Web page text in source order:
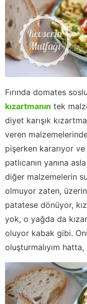
Fırında domates
kızartmanın tek
diyet karışık
veren
pişerken kararıyor
patlıcanın yanına
diğer malzemelerin
olmuyor zaten,
patatese dönüyor,
yok, o yağda da
oluyor kabak gibi.
oluşturmalıyım